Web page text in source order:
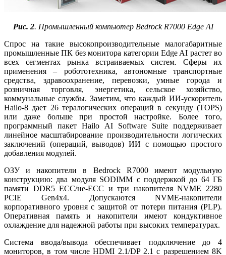
Рис. 2. Промышленный компьютер Bedrock R7000 Edge AI
Спрос на такие высокопроизводительные малогабаритные
промышленные ПК без монитора категории Edge AI растет во
всех сегментах рынка встраиваемых систем. Сферы их
применения – робототехника, автономные транспортные
средства, здравоохранение, перевозки, умные города и
розничная торговля, энергетика, сельское хозяйство,
коммунальные службы. Заметим, что каждый ИИ-ускоритель
Hailo‑8 дает 26 тералогических операций в секунду (TOPS)
или да­же больше при простой настройке. Более того,
программный пакет Hailo AI Software Suite поддерживает
линейное масштабирование производительности логических
заключений (операций, выводов) ИИ с помощью простого
добавления модулей.
ОЗУ и накопители в Bedrock R7000 имеют модульную
конструкцию: два модуля SODIMM с поддержкой до 64 ГБ
памяти DDR5 ECC/не-ECC и три накопителя NVME 2280
PCIE Gen4x4. Допускаются NVME-накопители
корпоративного уровня с защитой от потери питания (PLP).
Оперативная память и накопители имеют кондуктивное
охлаждение для надежной работы при высоких температурах.
Система ввода/вывода обеспечивает подключение до 4
мониторов, в том числе HDMI 2.1/DP 2.1 с разрешением 8K